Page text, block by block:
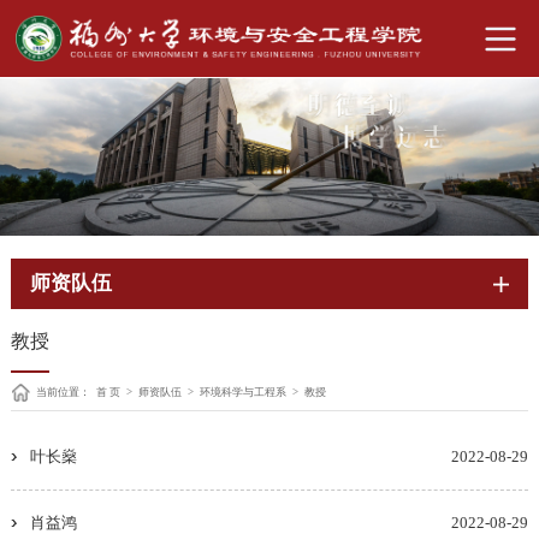
师资队伍
教授
当前位置： 首 页 > 师资队伍 > 环境科学与工程系 > 教授
叶长燊 2022-08-29
肖益鸿 2022-08-29